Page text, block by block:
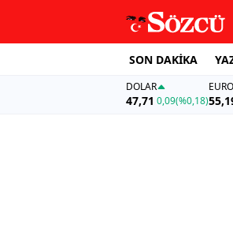
SON DAKİKA
DOLAR
47,71 0,09(%0,18)
EURO